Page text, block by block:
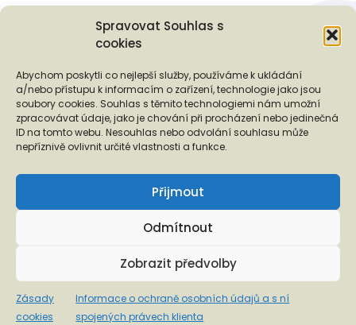
Spravovat Souhlas s
cookies
Abychom poskytli co nejlepší služby, používáme k ukládání
a/nebo přístupu k informacím o zařízení, technologie jako jsou
soubory cookies. Souhlas s těmito technologiemi nám umožní
zpracovávat údaje, jako je chování při procházení nebo jedinečná
ID na tomto webu. Nesouhlas nebo odvolání souhlasu může
nepříznivě ovlivnit určité vlastnosti a funkce.
Přijmout
Odmítnout
Zobrazit předvolby
Zásady
cookies
Informace o ochraně osobních údajů a s ní
spojených právech klienta
Podporují nás...
❬ ❭
Informace o ochraně osobních údajů a s ní spojených
právech klienta